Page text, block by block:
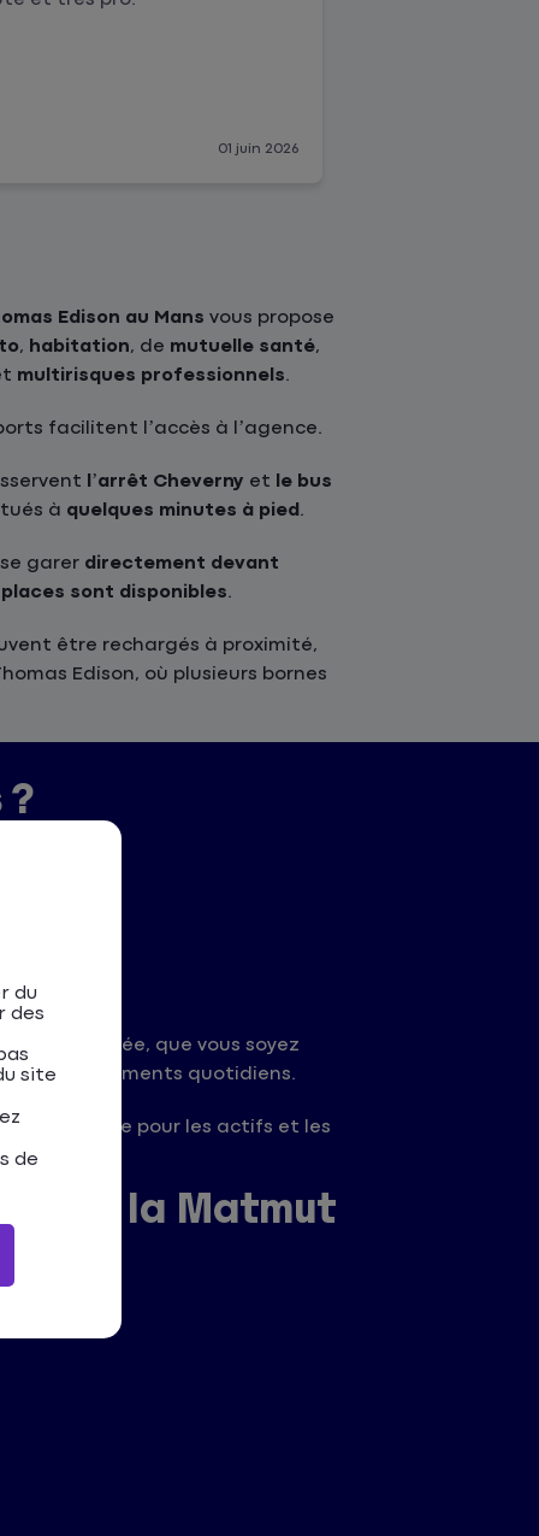
01 juin 2026
Edison au Mans vous propose
, habitation, de mutuelle santé,
multirisques professionnels.
facilitent l’accès à l’agence.
l’arrêt Cheverny et le bus
à quelques minutes à pied .
garer directement devant
sont disponibles.
être rechargés à proximité,
Edison, où plusieurs bornes
?
plus adaptée, que vous soyez
déplacements quotidiens.
idéale pour les actifs et les
avec la Matmut
du
des
site
de